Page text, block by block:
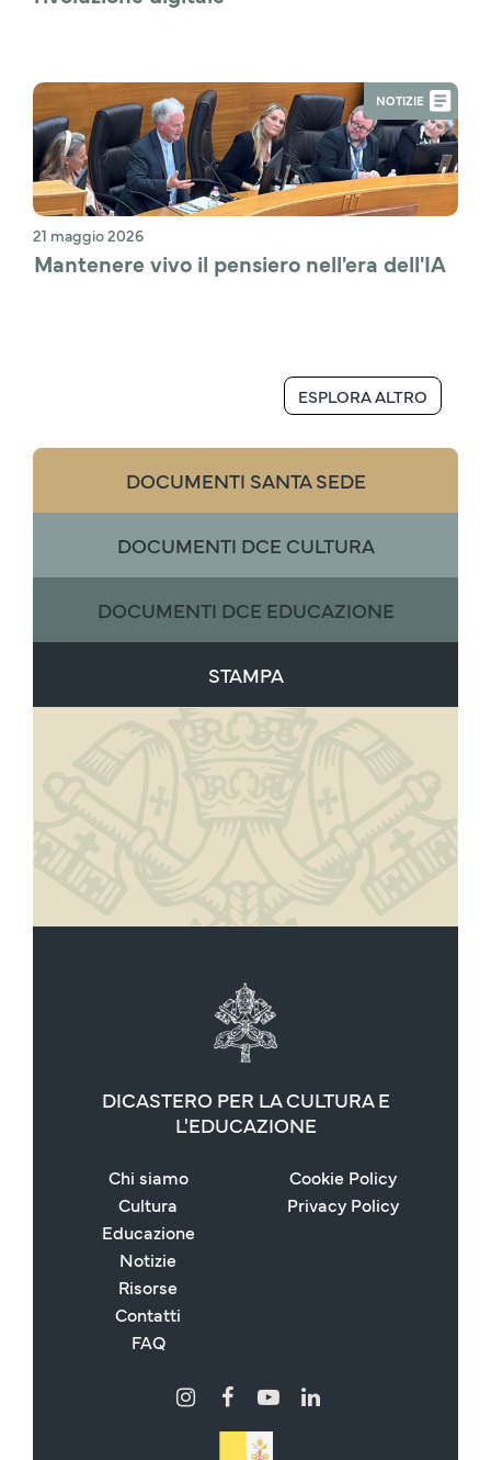
NOTIZIE
21 maggio 2026
Mantenere vivo il pensiero nell'era dell'IA
ESPLORA ALTRO
DOCUMENTI SANTA SEDE
DOCUMENTI DCE CULTURA
DOCUMENTI DCE EDUCAZIONE
STAMPA
DICASTERO PER LA CULTURA E
L'EDUCAZIONE
Chi siamo
Cultura
Educazione
Notizie
Risorse
Contatti
FAQ
Cookie Policy
Privacy Policy